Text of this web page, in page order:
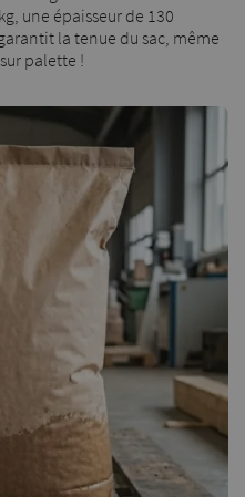
une épaisseur de 130
la tenue du sac, même
palette !